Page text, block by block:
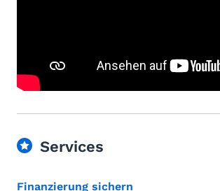
Services
Finanzierung sichern